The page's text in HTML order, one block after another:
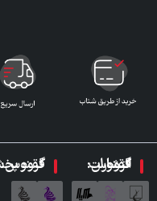
گروه انتشارات ققنوس: گروه پخش ققنوس: